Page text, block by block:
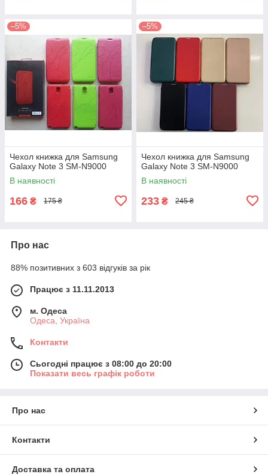
–5%
Чехол книжка для Samsung
Galaxy Note 3 SM-N9000
В наявності
166 ₴ 175 ₴
–5%
Чехол книжка для Samsung
Galaxy Note 3 SM-N9000
В наявності
233 ₴ 245 ₴
Про нас
88% позитивних з 603 відгуків за рік
Працює з 11.11.2013
м. Одеса
Одеса, Україна
Контакти
Сьогодні працює з 08:00 до 20:00
Показати весь графік роботи
Про нас
Контакти
Доставка та оплата